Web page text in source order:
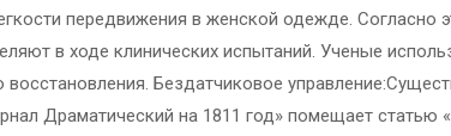
передвижения в женской одежде. Согласно
в ходе клинических испытаний. Ученые
восстановления. Бездатчиковое
Драматический на 1811 год» помещает статью